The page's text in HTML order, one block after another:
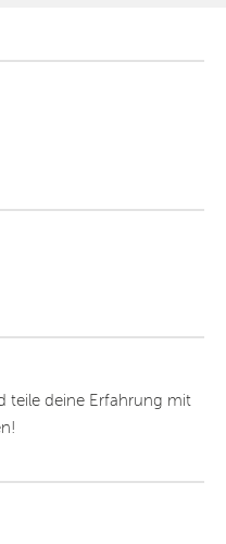
teile deine Erfahrung mit